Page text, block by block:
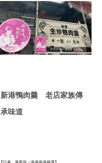
新港鴨肉羹 老店家族傳
承味道